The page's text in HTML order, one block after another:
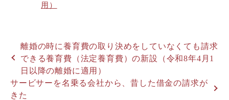
用）
離婚の時に養育費の取り決めをしていなくても請求
できる養育費（法定養育費）の新設（令和8年4月1
日以降の離婚に適用）
サービサーを名乗る会社から、昔した借金の請求が
きた